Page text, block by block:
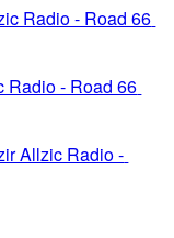
Radio - Road 66
Radio - Road 66
Allzic Radio -